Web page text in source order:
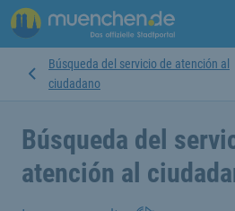
Búsqueda del servicio de atención al
ciudadano
Búsqueda del
atención al